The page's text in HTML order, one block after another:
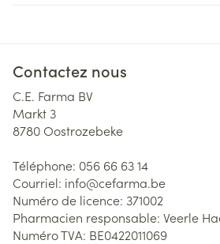
Contactez nous
C.E. Farma BV
Markt 3
8780Oostrozebeke
Téléphone: 056 66 63 14
Courriel: info@cefarma.be
Numéro de licence: 371002
Pharmacien responsable: Veerle
Numéro TVA: BE0422011069